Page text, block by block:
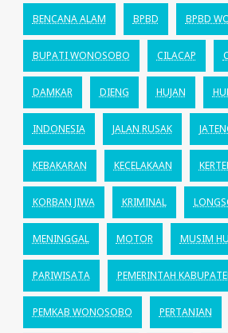
BENCANA ALAM BPBD BPBD
BUPATI WONOSOBO CILACAP
DAMKAR DIENG HUJAN
INDONESIA JALAN RUSAK
KEBAKARAN KECELAKAAN
KORBAN JIWA KRIMINAL
MENINGGAL MOTOR MUSIM
PARIWISATA PEMERINTAH
PEMKAB WONOSOBO PERTANIAN